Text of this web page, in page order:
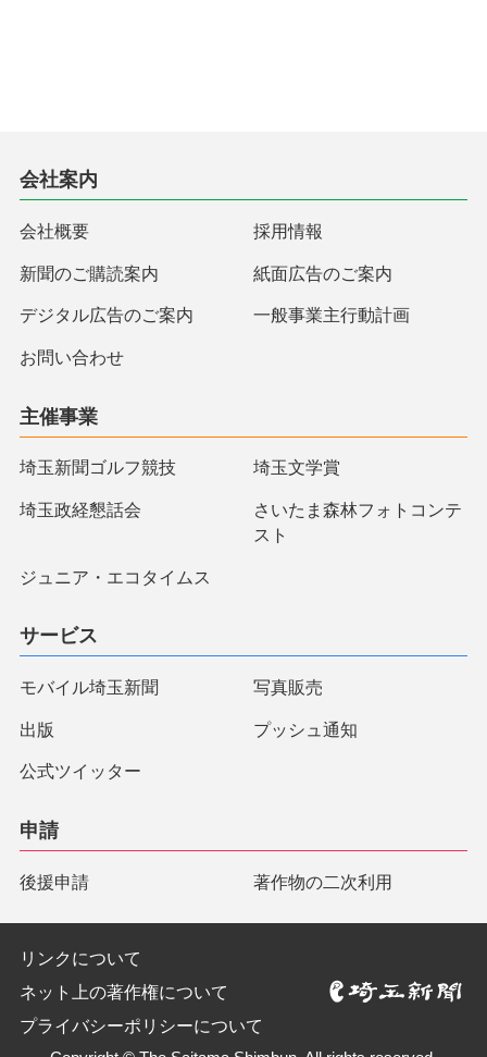
会社案内
会社概要 採用情報
新聞のご購読案内 紙面広告のご案内
デジタル広告のご案内 一般事業主行動計画
お問い合わせ
主催事業
埼玉新聞ゴルフ競技 埼玉文学賞
埼玉政経懇話会
さいたま森林フォトコンテ
スト
ジュニア・エコタイムス
サービス
モバイル埼玉新聞 写真販売
出版 プッシュ通知
公式ツイッター
申請
後援申請 著作物の二次利用
リンクについて
ネット上の著作権について
プライバシーポリシーについて